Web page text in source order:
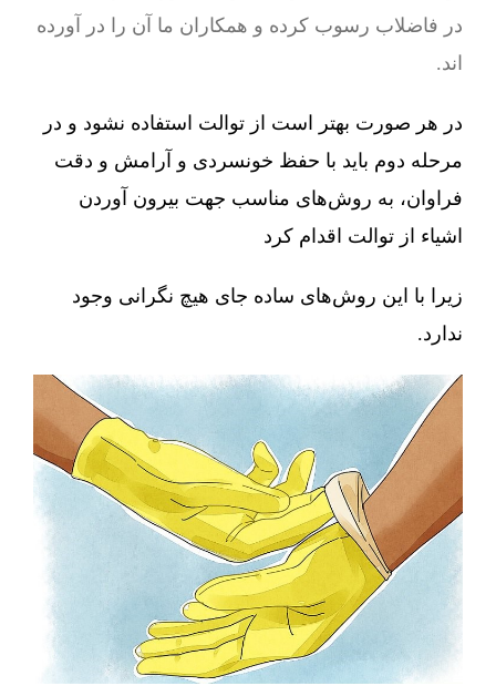
در فاضلاب رسوب کرده و همکاران ما آن را در آورده
اند.
در هر صورت بهتر است از توالت استفاده نشود و در
مرحله دوم باید با حفظ خونسردی و آرامش و دقت
فراوان، به روش‌های مناسب جهت بیرون آوردن
اشیاء از توالت اقدام کرد
زیرا با این روش‌های ساده جای هیچ نگرانی وجود
ندارد.